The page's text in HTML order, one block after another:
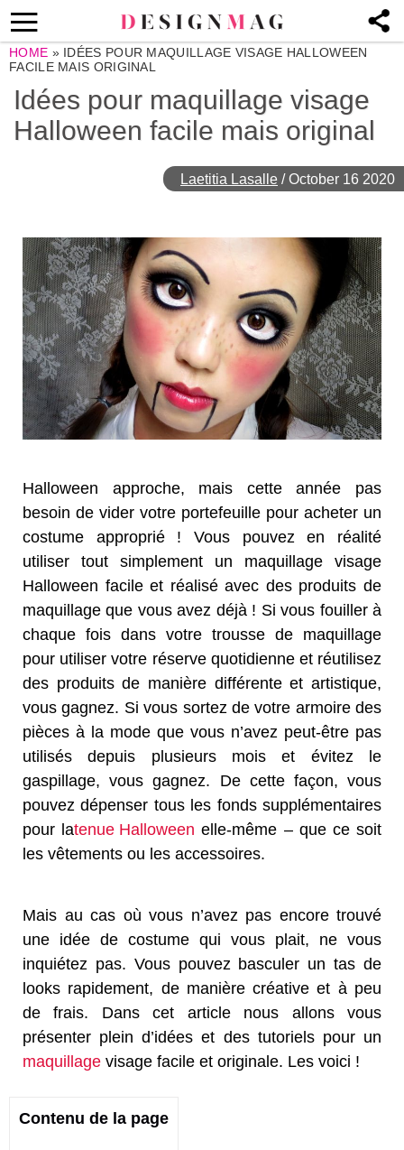
HOME » IDÉES POUR MAQUILLAGE VISAGE HALLOWEEN
FACILE MAIS ORIGINAL
Idées pour maquillage visage
Halloween facile mais original
Laetitia Lasalle /October 16 2020
Halloween approche, mais cette année pas
besoin de vider votre portefeuille pour acheter un
costume approprié ! Vous pouvez en réalité
utiliser tout simplement un maquillage visage
Halloween facile et réalisé avec des produits de
maquillage que vous avez déjà ! Si vous fouiller à
chaque fois dans votre trousse de maquillage
pour utiliser votre réserve quotidienne et réutilisez
des produits de manière différente et artistique,
vous gagnez. Si vous sortez de votre armoire des
pièces à la mode que vous n’avez peut-être pas
utilisés depuis plusieurs mois et évitez le
gaspillage, vous gagnez. De cette façon, vous
pouvez dépenser tous les fonds supplémentaires
pour latenue Halloween elle-même – que ce soit
les vêtements ou les accessoires.
Mais au cas où vous n’avez pas encore trouvé
une idée de costume qui vous plait, ne vous
inquiétez pas. Vous pouvez basculer un tas de
looks rapidement, de manière créative et à peu
de frais. Dans cet article nous allons vous
présenter plein d’idées et des tutoriels pour un
maquillage visage facile et originale. Les voici !
Contenu de la page